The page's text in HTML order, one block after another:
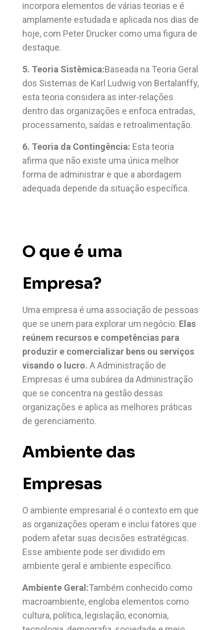
incorpora elementos de várias teorias e é
amplamente estudada e aplicada nos dias de
hoje, com Peter Drucker como uma figura de
destaque.
5. Teoria Sistêmica:Baseada na Teoria Geral
dos Sistemas de Karl Ludwig von Bertalanffy,
esta teoria considera as inter-relações
dentro das organizações e enfoca entradas,
processamento, saídas e retroalimentação.
6. Teoria da Contingência: Esta teoria
afirma que não existe uma única melhor
forma de administrar e que a abordagem
adequada depende da situação específica.
O que é uma
Empresa?
Uma empresa é uma associação de pessoas
que se unem para explorar um negócio. Elas
reúnem recursos e competências para
produzir e comercializar bens ou serviços
visando o lucro. A Administração de
Empresas é uma subárea da Administração
que se concentra na gestão dessas
organizações e aplica as melhores práticas
de gerenciamento.
Ambiente das
Empresas
O ambiente empresarial é o contexto em que
as organizações operam e inclui fatores que
podem afetar suas decisões estratégicas.
Esse ambiente pode ser dividido em
ambiente geral e ambiente específico.
Ambiente Geral:Também conhecido como
macroambiente, engloba elementos como
cultura, política, legislação, economia,